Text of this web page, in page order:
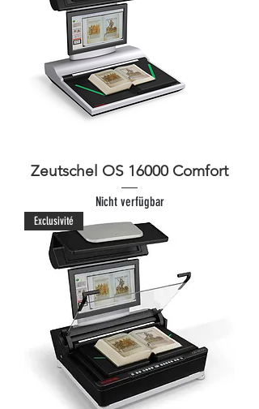
Zeutschel OS 16000 Comfort
Nicht verfügbar
Exclusivité